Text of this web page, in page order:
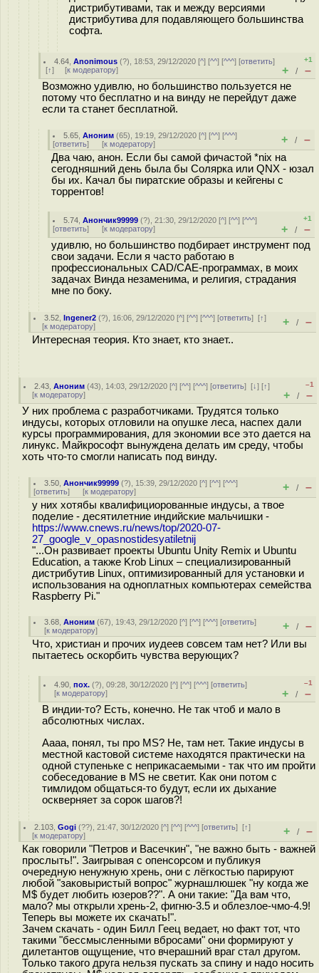
дистрибутивами, так и между версиями
дистрибутива для подавляющего большинства
софта.
4.64 ,Anonimous (?), 18:53, 29/12/2020 [^] [^^] [^^^] [ответить]
[↑] [к модератору]
+1
+ / –
Возможно удивлю, но большинство пользуется не
потому что бесплатно и на винду не перейдут даже
если та станет бесплатной.
5.65 ,Аноним (65), 19:19, 29/12/2020 [^] [^^] [^^^]
[ответить] [к модератору] + / –
Два чаю, анон. Если бы самой фичастой *nix на
сегодняшний день была бы Солярка или QNX - юзал
бы их. Качал бы пиратские образы и кейгены с
торрентов!
5.74 ,Анончик99999 (?), 21:30, 29/12/2020 [^] [^^] [^^^]
[ответить] [к модератору]
+1
+ / –
удивлю, но большинство подбирает инструмент под
свои задачи. Если я часто работаю в
профессиональных CAD/CAE-программах, в моих
задачах Винда незаменима, и религия, страдания
мне по боку.
3.52 ,Ingener2 (?), 16:06, 29/12/2020 [^] [^^] [^^^] [ответить][↑]
[к модератору] + / –
Интересная теория. Кто знает, кто знает..
2.43 ,Аноним (43), 14:03, 29/12/2020 [^] [^^] [^^^] [ответить][↓] [↑]
[к модератору]
–1
+ / –
У них проблема с разработчиками. Трудятся только
индусы, которых отловили на опушке леса, наспех дали
курсы программирования, для экономии все это дается на
линукс. Майкрософт вынуждена делать им среду, чтобы
хоть что-то смогли написать под винду.
3.50 ,Анончик99999 (?), 15:39, 29/12/2020 [^] [^^] [^^^]
[ответить] [к модератору] + / –
у них хотябы квалифициорованные индусы, а твое
поделие - десятилетние индийские мальчишки -
https://www.cnews.ru/news/top/2020-07-
27_google_v_opasnostidesyatiletnij
"...Он развивает проекты Ubuntu Unity Remix и Ubuntu
Education, а также Krob Linux – специализированный
дистрибутив Linux, оптимизированный для установки и
использования на одноплатных компьютерах семейства
Raspberry Pi."
3.68 ,Аноним (67), 19:43, 29/12/2020 [^] [^^] [^^^] [ответить]
[к модератору] + / –
Что, христиан и прочих иудеев совсем там нет? Или вы
пытаетесь оскорбить чувства верующих?
4.90 ,пох. (?), 09:28, 30/12/2020 [^] [^^] [^^^] [ответить]
[к модератору]
–1
+ / –
В индии-то? Есть, конечно. Не так чтоб и мало в
абсолютных числах.
Аааа, понял, ты про MS? Не, там нет. Такие индусы в
местной кастовой системе находятся практически на
одной ступеньке с неприкасаемыми - так что им пройти
собеседование в MS не светит. Как они потом с
тимлидом общаться-то будут, если их дыхание
оскверняет за сорок шагов?!
2.103 ,Gogi (??), 21:47, 30/12/2020 [^] [^^] [^^^] [ответить][↑]
[к модератору] + / –
Как говорили "Петров и Васечкин", "не важно быть - важней
прослыть!". Заигрывая с опенсорсом и публикуя
очередную ненужную хрень, они с лёгкостью парируют
любой "заковыристый вопрос" журнашлюшек "ну когда же
M$ будет любить юзеров??". А они такие: "Да вам что,
мало? мы открыли хрень-2, фигню-3.5 и облезлое-чмо-4.9!
Теперь вы можете их скачать!".
Зачем скачать - один Билл Геец ведает, но факт тот, что
такими "бессмысленными вбросами" они формируют у
дилетантов ощущение, что вчерашний враг стал другом.
Только такого друга нельзя пускать за спину и надо носить